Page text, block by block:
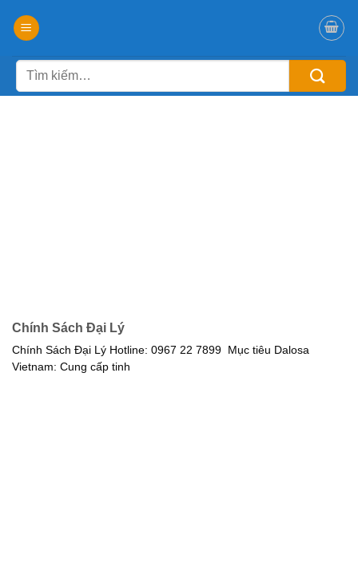
đến
dungTìm
kiếm:
Chính Sách Đại Lý
Chính Sách Đại Lý Hotline: 0967 22 7899 Mục tiêu Dalosa
Vietnam: Cung cấp tinh